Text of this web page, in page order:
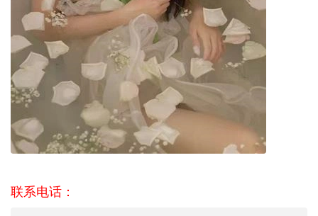
联系电话：